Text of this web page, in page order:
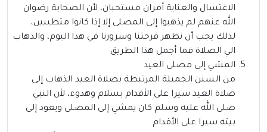
الاغتسال والعناية أمران مستحبان، لأن الصحابة رضوان
الله عنهم لم يذهبوا إلى المصلى إلا إذا كانوا متطيبين،
لذلك يجب أن نظهر فرحتنا وسرورنا في هذا اليوم، والذهاب
الي الصلاة فما أجمل هذا الطريق
المشي إلى مصلى العيد
من السنن الجميلة المرتبطة بصلاة العيد الذهاب إلى
صلاة العيد سيرا على الأقدام بسلام وهدوء، لأن النبي
صلى الله عليه وسلم كان يمشي إلى المصلى ويعود إلى
بيته سيرا على الأقدام